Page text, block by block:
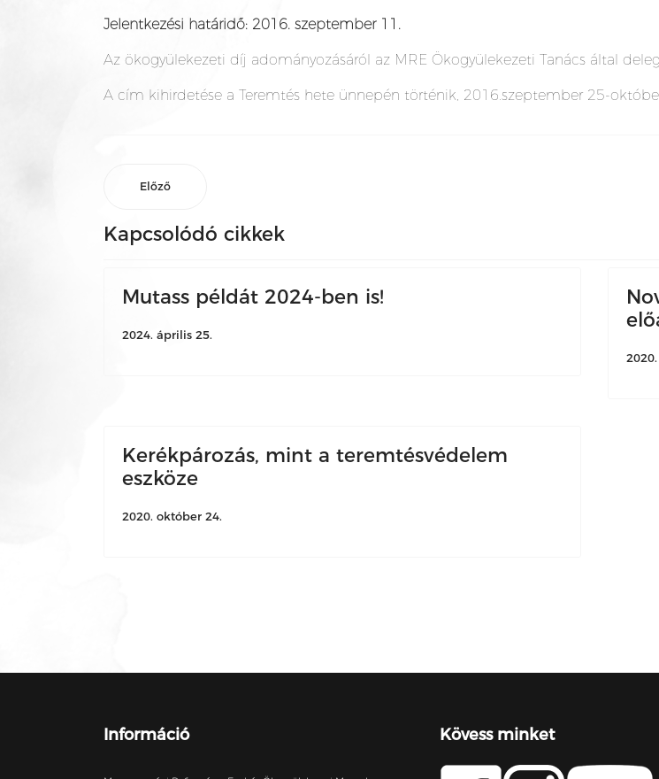
Jelentkezési határidő: 2016. szeptember 11.
Az ökogyülekezeti díj adományozásáról az MRE Ökogyülekezeti Tanács által
A cím kihirdetése a Teremtés hete ünnepén történik, 2016.szeptember 25-
Előző
Kapcsolódó cikkek
Mutass példát 2024-ben is!
2024. április 25.
Kerékpározás, mint a teremtésvédelem
eszköze
2020. október 24.
Információ Kövess minket